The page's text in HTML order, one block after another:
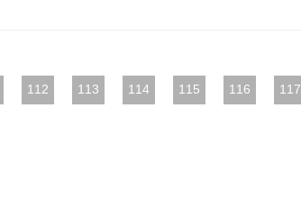
112 113 114 115 116 117
다음 맨끝